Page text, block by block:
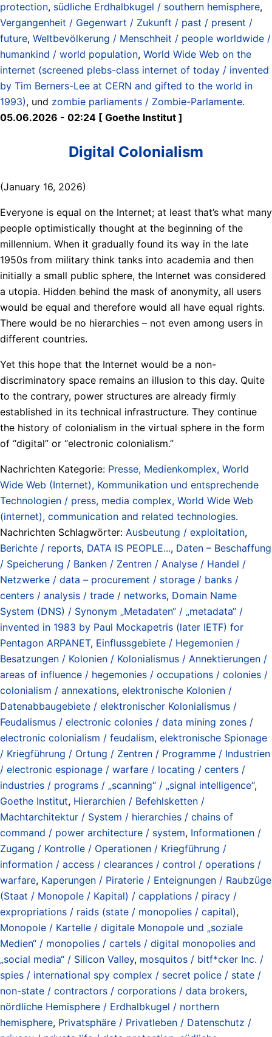
protection, südliche Erdhalbkugel / southern hemisphere,
Vergangenheit / Gegenwart / Zukunft / past / present /
future, Weltbevölkerung / Menschheit / people worldwide /
humankind / world population, World Wide Web on the
internet (screened plebs-class internet of today / invented
by Tim Berners-Lee at CERN and gifted to the world in
1993), und zombie parliaments / Zombie-Parlamente.
05.06.2026 - 02:24 [ Goethe Institut ]
Digital Colonialism
(January 16, 2026)
Everyone is equal on the Internet; at least that’s what many
people optimistically thought at the beginning of the
millennium. When it gradually found its way in the late
1950s from military think tanks into academia and then
initially a small public sphere, the Internet was considered
a utopia. Hidden behind the mask of anonymity, all users
would be equal and therefore would all have equal rights.
There would be no hierarchies – not even among users in
different countries.
Yet this hope that the Internet would be a non-
discriminatory space remains an illusion to this day. Quite
to the contrary, power structures are already firmly
established in its technical infrastructure. They continue
the history of colonialism in the virtual sphere in the form
of “digital” or “electronic colonialism.”
Nachrichten Kategorie: Presse, Medienkomplex, World
Wide Web (Internet), Kommunikation und entsprechende
Technologien / press, media complex, World Wide Web
(internet), communication and related technologies.
Nachrichten Schlagwörter: Ausbeutung / exploitation,
Berichte / reports, DATA IS PEOPLE..., Daten – Beschaffung
/ Speicherung / Banken / Zentren / Analyse / Handel /
Netzwerke / data – procurement / storage / banks /
centers / analysis / trade / networks, Domain Name
System (DNS) / Synonym „Metadaten“ / „metadata“ /
invented in 1983 by Paul Mockapetris (later IETF) for
Pentagon ARPANET, Einflussgebiete / Hegemonien /
Besatzungen / Kolonien / Kolonialismus / Annektierungen /
areas of influence / hegemonies / occupations / colonies /
colonialism / annexations, elektronische Kolonien /
Datenabbaugebiete / elektronischer Kolonialismus /
Feudalismus / electronic colonies / data mining zones /
electronic colonialism / feudalism, elektronische Spionage
/ Kriegführung / Ortung / Zentren / Programme / Industrien
/ electronic espionage / warfare / locating / centers /
industries / programs / „scanning“ / „signal intelligence“,
Goethe Institut, Hierarchien / Befehlsketten /
Machtarchitektur / System / hierarchies / chains of
command / power architecture / system, Informationen /
Zugang / Kontrolle / Operationen / Kriegführung /
information / access / clearances / control / operations /
warfare, Kaperungen / Piraterie / Enteignungen / Raubzüge
(Staat / Monopole / Kapital) / capplations / piracy /
expropriations / raids (state / monopolies / capital),
Monopole / Kartelle / digitale Monopole und „soziale
Medien“ / monopolies / cartels / digital monopolies and
„social media“ / Silicon Valley, mosquitos / bitf*cker Inc. /
spies / international spy complex / secret police / state /
non-state / contractors / corporations / data brokers,
nördliche Hemisphere / Erdhalbkugel / northern
hemisphere, Privatsphäre / Privatleben / Datenschutz /